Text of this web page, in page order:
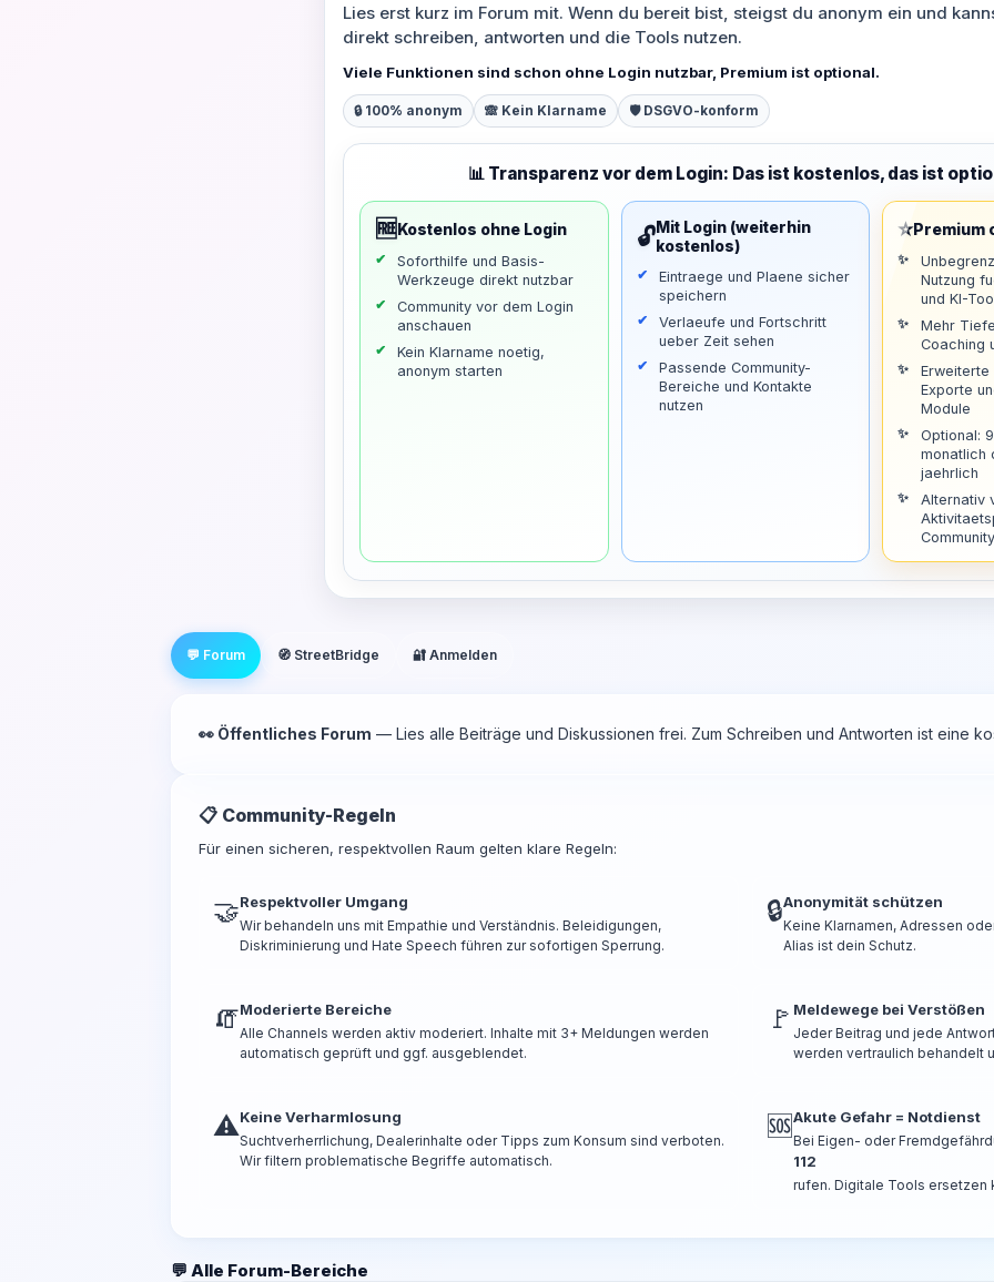
Lies erst kurz im Forum mit. Wenn du bereit bist, steigst du anonym ein und
direkt schreiben, antworten und die Tools nutzen.
Viele Funktionen sind schon ohne Login nutzbar, Premium ist optional.
🔒 100% anonym 🙈 Kein Klarname 🛡️ DSGVO-konform
📊 Transparenz vor dem Login: Das ist kostenlos, das ist
🆓 Kostenlos ohne Login
Soforthilfe und Basis-
Werkzeuge direkt nutzbar
Community vor dem Login
anschauen
Kein Klarname noetig,
anonym starten
🔓Mit Login (weiterhin
kostenlos)
Eintraege und Plaene sicher
speichern
Verlaeufe und Fortschritt
ueber Zeit sehen
Passende Community-
Bereiche und Kontakte
nutzen
⭐Premium
Nutzung
und KI-
Mehr
Coaching
Erweiterte
Exporte
Module
Optional:
monatlich
jaehrlich
Alternativ
💬 Forum 🧭 StreetBridge 🔐 Anmelden
👀 Öffentliches Forum — Lies alle Beiträge und Diskussionen frei. Zum Schreiben und Antworten ist eine
📋 Community-Regeln
Für einen sicheren, respektvollen Raum gelten klare Regeln:
🤝Respektvoller Umgang
Wir behandeln uns mit Empathie und Verständnis. Beleidigungen,
Diskriminierung und Hate Speech führen zur sofortigen Sperrung.
🔒Anonymität schützen
Keine Klarnamen, Adressen
Alias ist dein Schutz.
🧯Moderierte Bereiche
Alle Channels werden aktiv moderiert. Inhalte mit 3+ Meldungen werden
automatisch geprüft und ggf. ausgeblendet.
🚩 Meldewege bei Verstößen
Jeder Beitrag und jede
werden vertraulich behandelt
⚠️Keine Verharmlosung
Suchtverherrlichung, Dealerinhalte oder Tipps zum Konsum sind verboten.
Wir filtern problematische Begriffe automatisch.
🆘Akute Gefahr = Notdienst
Bei Eigen- oder
112
rufen. Digitale Tools ersetzen
💬 Alle Forum-Bereiche